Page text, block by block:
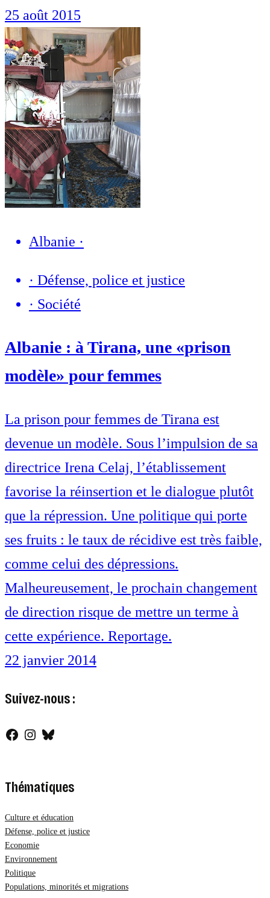
25 août 2015
Albanie ·
· Défense, police et justice
· Société
Albanie : à Tirana, une «prison
modèle» pour femmes
La prison pour femmes de Tirana est
devenue un modèle. Sous l’impulsion de sa
directrice Irena Celaj, l’établissement
favorise la réinsertion et le dialogue plutôt
que la répression. Une politique qui porte
ses fruits : le taux de récidive est très faible,
comme celui des dépressions.
Malheureusement, le prochain changement
de direction risque de mettre un terme à
cette expérience. Reportage.
22 janvier 2014
Suivez-nous :
Facebook
Instagram
Bluesky
Thématiques
Culture et éducation
Défense, police et justice
Economie
Environnement
Politique
Populations, minorités et migrations